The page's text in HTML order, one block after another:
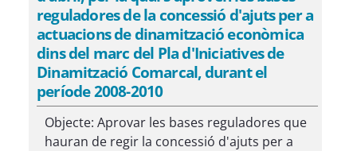
reguladores de la concessió d'ajuts per a
actuacions de dinamització econòmica
dins del marc del Pla d'Iniciatives de
Dinamització Comarcal, durant el
període 2008-2010
Objecte: Aprovar les bases reguladores que
hauran de regir la concessió d'ajuts per a